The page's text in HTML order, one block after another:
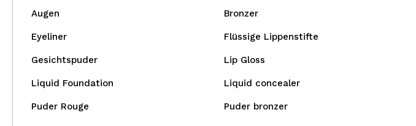
Augen Bronzer
Eyeliner Flüssige Lippenstifte
Gesichtspuder Lip Gloss
Liquid Foundation Liquid concealer
Puder Rouge Puder bronzer